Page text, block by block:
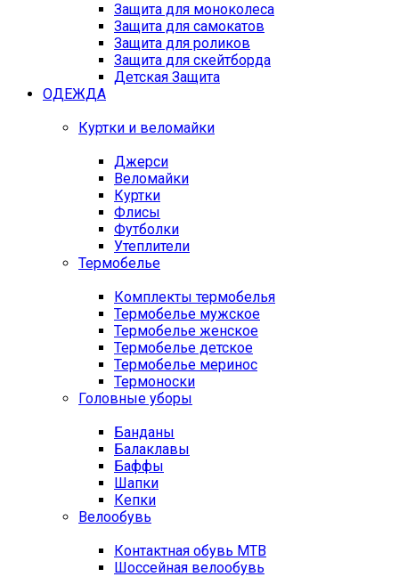
Защита для моноколеса
Защита для самокатов
Защита для роликов
Защита для скейтборда
Детская Защита
ОДЕЖДА
Куртки и веломайки
Джерси
Веломайки
Куртки
Флисы
Футболки
Утеплители
Термобелье
Комплекты термобелья
Термобелье мужское
Термобелье женское
Термобелье детское
Термобелье меринос
Термоноски
Головные уборы
Банданы
Балаклавы
Баффы
Шапки
Кепки
Велообувь
Контактная обувь MTB
Шоссейная велообувь